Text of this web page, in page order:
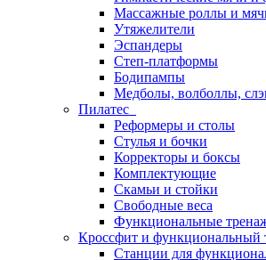
Массажные роллы и
Утяжелители
Эспандеры
Степ-платформы
Бодипампы
Медболы, волболлы,
Пилатес
Реформеры и столы
Стулья и бочки
Корректоры и боксы
Комплектующие
Скамьи и стойки
Свободные веса
Функциональные
Кроссфит и функциональный
Станции для